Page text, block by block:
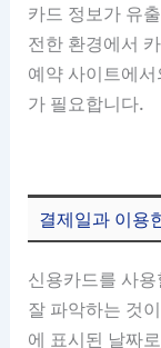
카드 정보가 유
전한 환경에서
예약 사이트에
가 필요합니다.
결제일과 이용
신용카드를 사
잘 파악하는 것
에 표시된 날짜